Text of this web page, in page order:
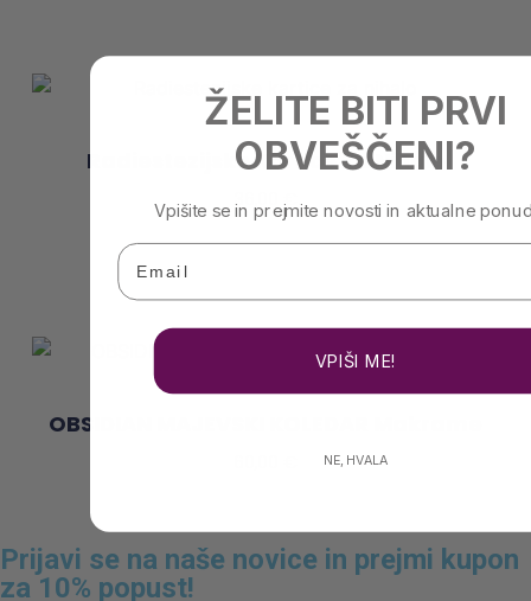
Radiestezijske Kartice Za Nihalo
36,00 €
Preberi Več
OBSIDIAN MAJEVSKI KOLEDAR Makrame
Prijavi se na naše novice in prejmi kupon
za 10% popust!
ŽELITE BITI PRVI
OBVEŠČENI?
Vpišite se in prejmite novosti in aktualne
Email
VPIŠI ME!
NE, HVALA